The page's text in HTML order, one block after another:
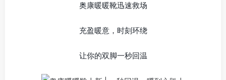
奥康暖暖靴迅速救场
充盈暖意，时刻环绕
让你的双脚一秒回温